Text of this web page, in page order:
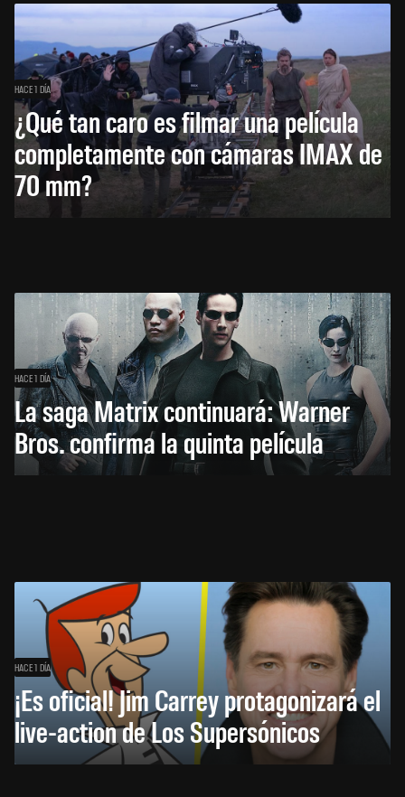
HACE 1 DÍA
¿Qué tan caro es filmar una película
completamente con cámaras IMAX de
70 mm?
HACE 1 DÍA
La saga Matrix continuará: Warner
Bros. confirma la quinta película
HACE 1 DÍA
¡Es oficial! Jim Carrey protagonizará el
live-action de Los Supersónicos